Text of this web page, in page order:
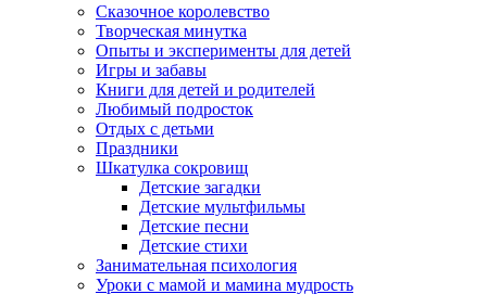
Сказочное королевство
Творческая минутка
Опыты и эксперименты для детей
Игры и забавы
Книги для детей и родителей
Любимый подросток
Отдых с детьми
Праздники
Шкатулка сокровищ
Детские загадки
Детские мультфильмы
Детские песни
Детские стихи
Занимательная психология
Уроки с мамой и мамина мудрость